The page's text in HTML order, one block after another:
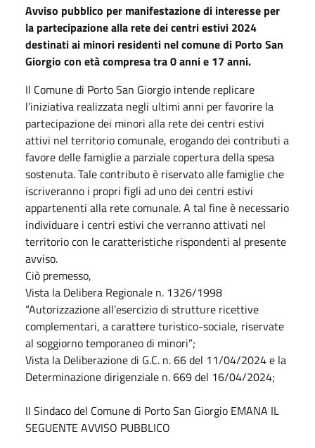
Avviso pubblico per manifestazione di interesse per
la partecipazione alla rete dei centri estivi 2024
destinati ai minori residenti nel comune di Porto San
Giorgio con età compresa tra 0 anni e 17 anni.
Il Comune di Porto San Giorgio intende replicare
l’iniziativa realizzata negli ultimi anni per favorire la
partecipazione dei minori alla rete dei centri estivi
attivi nel territorio comunale, erogando dei contributi a
favore delle famiglie a parziale copertura della spesa
sostenuta. Tale contributo è riservato alle famiglie che
iscriveranno i propri figli ad uno dei centri estivi
appartenenti alla rete comunale. A tal fine è necessario
individuare i centri estivi che verranno attivati nel
territorio con le caratteristiche rispondenti al presente
avviso.
Ciò premesso,
Vista la Delibera Regionale n. 1326/1998
“Autorizzazione all’esercizio di strutture ricettive
complementari, a carattere turistico-sociale, riservate
al soggiorno temporaneo di minori”;
Vista la Deliberazione di G.C. n. 66 del 11/04/2024 e la
Determinazione dirigenziale n. 669 del 16/04/2024;
Il Sindaco del Comune di Porto San Giorgio EMANA IL
SEGUENTE AVVISO PUBBLICO